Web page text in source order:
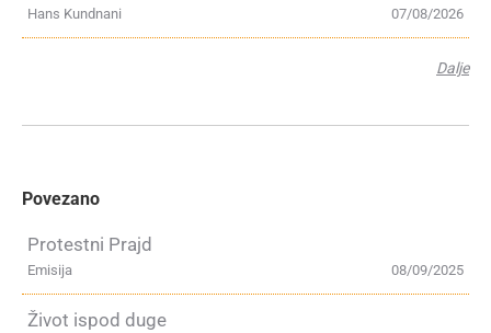
07/08/2026
Hans Kundnani
Dalje
Povezano
Protestni Prajd
08/09/2025
Emisija
Život ispod duge